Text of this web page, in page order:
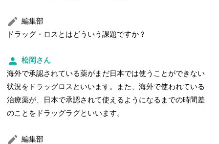
編集部
ドラッグ・ロスとはどういう課題ですか？
松岡さん
海外で承認されている薬がまだ日本では使うことができない
状況をドラッグロスといいます。また、海外で使われている
治療薬が、日本で承認されて使えるようになるまでの時間差
のことをドラッグラグといいます。
編集部